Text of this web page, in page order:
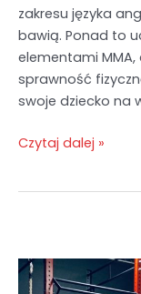
zakresu języka
bawią. Ponad to
elementami
sprawność
swoje dziecko na
Czytaj dalej »
Anonimowa